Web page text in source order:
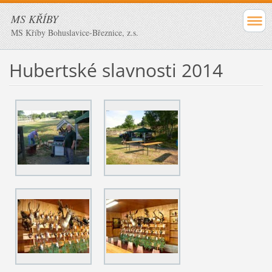
MS KŘÍBY
MS Kříby Bohuslavice-Březnice, z.s.
Hubertské slavnosti 2014